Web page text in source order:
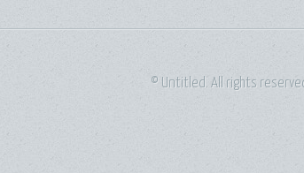
© Untitled. All rights